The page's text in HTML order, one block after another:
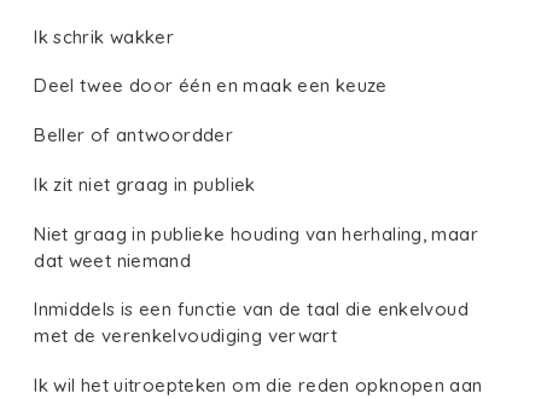
Ik schrik wakker
Deel twee door één en maak een keuze
Beller of antwoordder
Ik zit niet graag in publiek
Niet graag in publieke houding van herhaling, maar
dat weet niemand
Inmiddels is een functie van de taal die enkelvoud
met de verenkelvoudiging verwart
Ik wil het uitroepteken om die reden opknopen aan